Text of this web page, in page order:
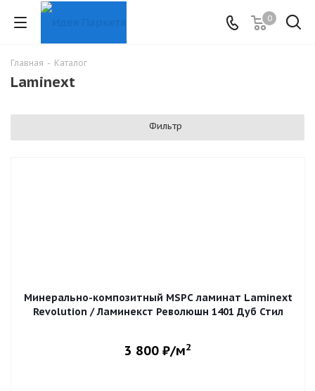
0
Главная - Каталог
Laminext
Фильтр
Минерально-композитный MSPC ламинат Laminext
Revolution / Ламинекст Революшн 1401 Дуб Стил
3 800 ₽/м2